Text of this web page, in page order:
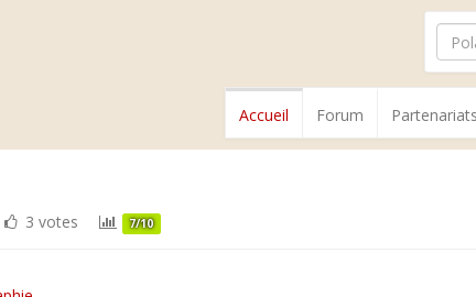
Accueil Forum Partenariats
3 votes 7/10